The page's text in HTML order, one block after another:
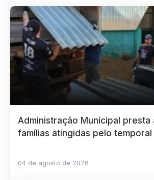
Administração Municipal presta
famílias atingidas pelo temporal
04 de agosto de 2026